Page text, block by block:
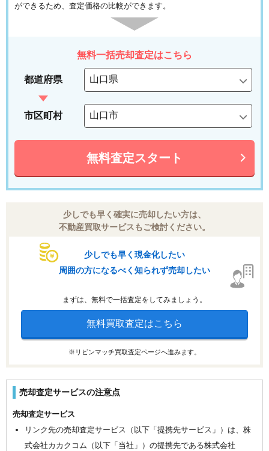
ができるため、査定価格の比較ができます。
無料一括売却査定はこちら
都道府県
市区町村
無料査定スタート
少しでも早く確実に売却したい方は、
不動産買取サービスもご検討ください。
少しでも早く現金化したい
周囲の方になるべく知られず売却したい
まずは、無料で一括査定をしてみましょう。
無料買取査定はこちら
※リビンマッチ買取査定ページへ進みます。
売却査定サービスの注意点
売却査定サービス
リンク先の売却査定サービス（以下「提携先サービス」）は、株
式会社カカクコム（以下「当社」）の提携先である株式会社